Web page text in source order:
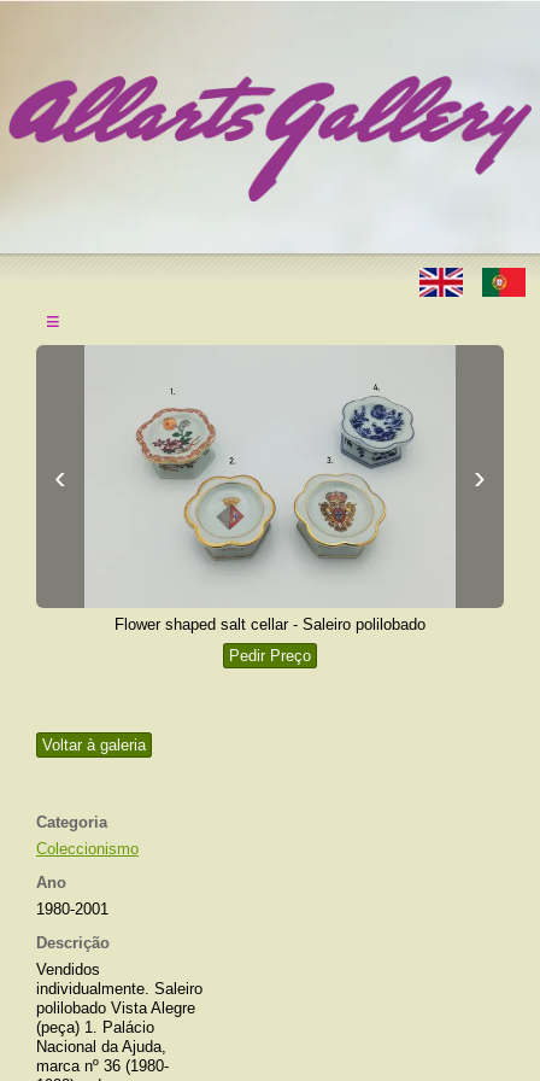
≡
Voltar à galeria
Categoria
Coleccionismo
Ano
1980-2001
Descrição
Vendidos
individualmente. Saleiro
polilobado Vista Alegre
(peça) 1. Palácio
Nacional da Ajuda,
marca nº 36 (1980-
‹ ›
Flower shaped salt cellar - Saleiro polilobado
Pedir Preço